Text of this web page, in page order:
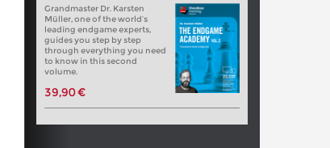
Grandmaster Dr. Karsten
Müller, one of the world’s
leading endgame experts,
guides you step by step
through everything you need
to know in this second
volume.
39,90 €